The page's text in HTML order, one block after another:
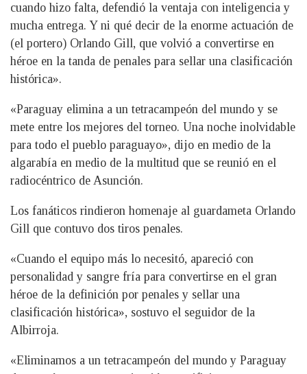
cuando hizo falta, defendió la ventaja con inteligencia y
mucha entrega. Y ni qué decir de la enorme actuación de
(el portero) Orlando Gill, que volvió a convertirse en
héroe en la tanda de penales para sellar una clasificación
histórica».
«Paraguay elimina a un tetracampeón del mundo y se
mete entre los mejores del torneo. Una noche inolvidable
para todo el pueblo paraguayo», dijo en medio de la
algarabía en medio de la multitud que se reunió en el
radiocéntrico de Asunción.
Los fanáticos rindieron homenaje al guardameta Orlando
Gill que contuvo dos tiros penales.
«Cuando el equipo más lo necesitó, apareció con
personalidad y sangre fría para convertirse en el gran
héroe de la definición por penales y sellar una
clasificación histórica», sostuvo el seguidor de la
Albirroja.
«Eliminamos a un tetracampeón del mundo y Paraguay